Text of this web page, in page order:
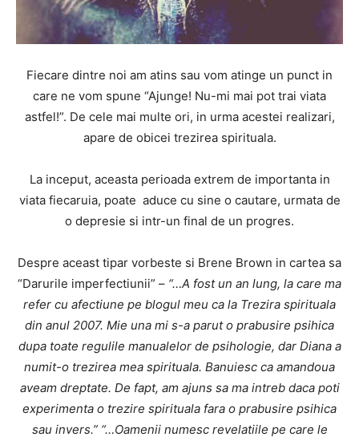
Fiecare dintre noi am atins sau vom atinge un punct in
care ne vom spune “Ajunge! Nu-mi mai pot trai viata
astfel!”. De cele mai multe ori, in urma acestei realizari,
apare de obicei trezirea spirituala.
La inceput, aceasta perioada extrem de importanta in
viata fiecaruia, poate aduce cu sine o cautare, urmata de
o depresie si intr-un final de un progres.
Despre aceast tipar vorbeste si Brene Brown in cartea sa
“Darurile imperfectiunii” – “…A fost un an lung, la care ma
refer cu afectiune pe blogul meu ca la Trezira spirituala
din anul 2007. Mie una mi s-a parut o prabusire psihica
dupa toate regulile manualelor de psihologie, dar Diana a
numit-o trezirea mea spirituala. Banuiesc ca amandoua
aveam dreptate. De fapt, am ajuns sa ma intreb daca poti
experimenta o trezire spirituala fara o prabusire psihica
sau invers.” “…Oamenii numesc revelatiile pe care le